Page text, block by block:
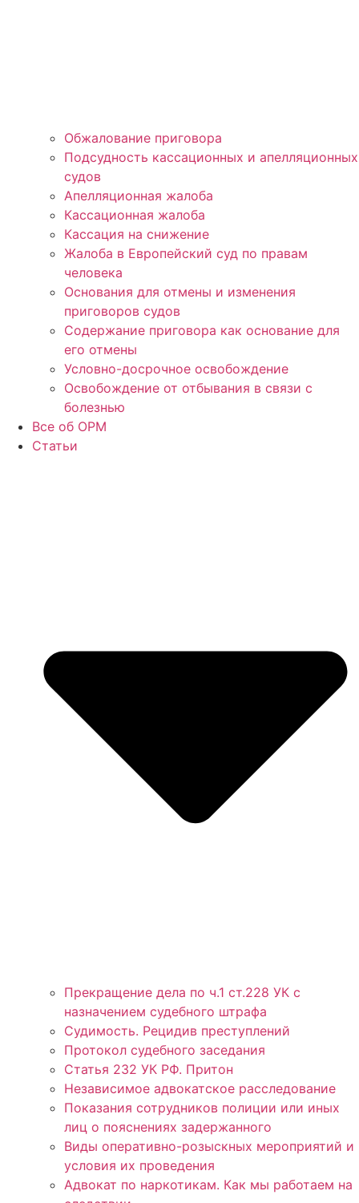
Обжалование приговора
Подсудность кассационных и апелляционных
судов
Апелляционная жалоба
Кассационная жалоба
Кассация на снижение
Жалоба в Европейский суд по правам
человека
Основания для отмены и изменения
приговоров судов
Содержание приговора как основание для
его отмены
Условно-досрочное освобождение
Освобождение от отбывания в связи с
болезнью
Все об ОРМ
Статьи
Прекращение дела по ч.1 ст.228 УК с
назначением судебного штрафа
Судимость. Рецидив преступлений
Протокол судебного заседания
Статья 232 УК РФ. Притон
Независимое адвокатское расследование
Показания сотрудников полиции или иных
лиц о пояснениях задержанного
Виды оперативно-розыскных мероприятий и
условия их проведения
Адвокат по наркотикам. Как мы работаем на